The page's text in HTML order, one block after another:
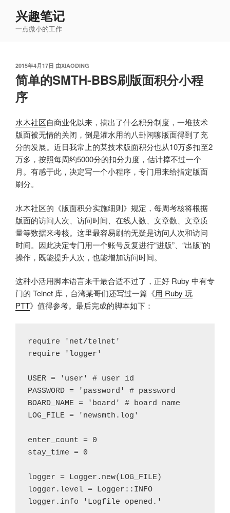
兴趣笔记
一点微小的工作
发
布
于
2015年4月17日 由XIAODING
简单的SMTH-BBS刷版面积分小程
序
水木社区自商业化以来，搞出了什么积分制度，一堆技术
版面被无情的关闭，倒是灌水用的八卦闲聊版面得到了充
分的发展。近日我常上的某技术版面积分也从10万多扣至2
万多，按照每周约5000分的扣分力度，估计撑不过一个
月。有感于此，决定写一个小程序，专门用来给指定版面
刷分。
水木社区的《版面积分实施细则》规定，每周考核将根据
版面的访问人次、访问时间、在线人数、文章数、文章质
量等数据来考核。这里最容易刷的无疑是访问人次和访问
时间。因此决定专门用一个账号反复进行“进版”、“出版”的
操作，既能提升人次，也能增加访问时间。
这种小活用脚本语言来干最合适不过了，正好 Ruby 中有专
门的 Telnet 库，台湾某哥们还写过一篇《用 Ruby 玩
PTT》值得参考。最后完成的脚本如下：
require 'net/telnet'
require 'logger'
USER = 'user' # user id
PASSWORD = 'password' # password
BOARD_NAME = 'board' # board name
LOG_FILE = 'newsmth.log'
enter_count = 0
stay_time = 0
logger = Logger.new(LOG_FILE)
logger.level = Logger::INFO
logger.info 'Logfile opened.'